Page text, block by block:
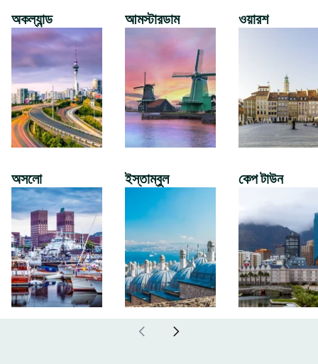
অকল্যান্ড
অসলো
আমস্টারডাম
ইস্তাম্বুল
ওয়ারশ
কেপ টাউন